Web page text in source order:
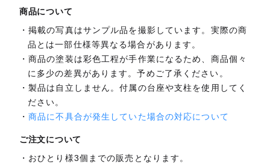
商品について
掲載の写真はサンプル品を撮影しています。実際の商
品とは一部仕様等異なる場合があります。
商品の塗装は彩色工程が手作業になるため、商品個々
に多少の差異があります。予めご了承ください。
製品は自立しません。付属の台座や支柱を使用してく
ださい。
商品に不具合が発生していた場合の対応について
ご注文について
おひとり様3個までの販売となります。